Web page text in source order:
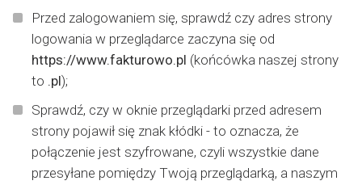
Przed zalogowaniem się, sprawdź czy adres strony
logowania w przeglądarce zaczyna się od
https://www.fakturowo.pl (końcówka naszej strony
to .pl);
Sprawdź, czy w oknie przeglądarki przed adresem
strony pojawił się znak kłódki - to oznacza, że
połączenie jest szyfrowane, czyli wszystkie dane
przesyłane pomiędzy Twoją przeglądarką, a naszym